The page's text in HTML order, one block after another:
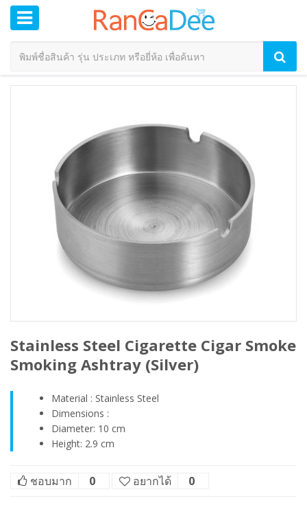
Stainless Steel Cigarette Cigar Smoke
Smoking Ashtray (Silver)
Material : Stainless Steel
Dimensions :
Diameter: 10 cm
Height: 2.9 cm
ชอบมาก 0 อยากได้ 0